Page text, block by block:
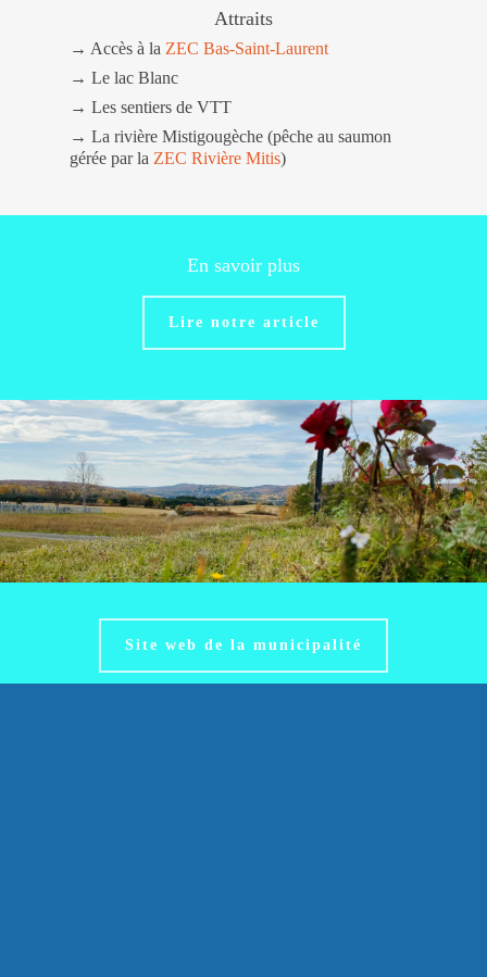
Attraits
→ Accès à la ZEC Bas-Saint-Laurent
→ Le lac Blanc
→ Les sentiers de VTT
→ La rivière Mistigougèche (pêche au saumon
gérée par la ZEC Rivière Mitis)
En savoir plus
Lire notre article
Site web de la municipalité